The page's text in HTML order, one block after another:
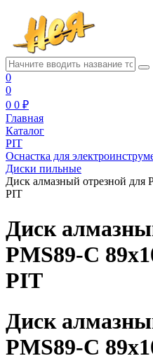
0
0
0 0 ₽
Главная
Каталог
PIT
Оснастка для
Диски пильные
Диск алмазный отрезной для
PIT
Диск
PMS89-C
PIT
Диск
PMS89-C